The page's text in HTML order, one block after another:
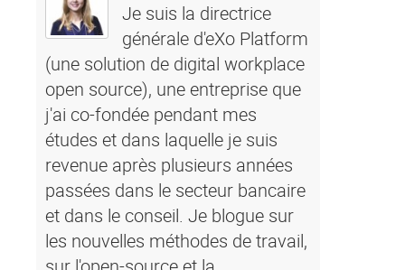
Je suis la directrice
générale d'eXo Platform
(une solution de digital workplace
open source), une entreprise que
j'ai co-fondée pendant mes
études et dans laquelle je suis
revenue après plusieurs années
passées dans le secteur bancaire
et dans le conseil. Je blogue sur
les nouvelles méthodes de travail,